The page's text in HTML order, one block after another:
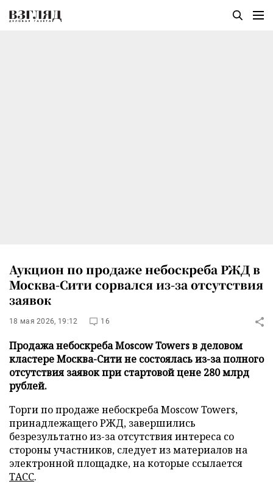
Аукцион по продаже небоскреба РЖД в
Москва-Сити сорвался из-за отсутствия
заявок
18 мая 2026, 19:12 16
Продажа небоскреба Moscow Towers в деловом
кластере Москва-Сити не состоялась из-за полного
отсутствия заявок при стартовой цене 280 млрд
рублей.
Торги по продаже небоскреба Moscow Towers,
принадлежащего РЖД, завершились
безрезультатно из-за отсутствия интереса со
стороны участников, следует из материалов на
электронной площадке, на которые ссылается
ТАСС.